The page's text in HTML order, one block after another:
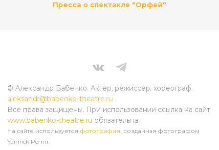
Пресса о спектакле "Орфей"
© Александр Бабенко. Актер, режиссер, хореограф.
aleksandr@babenko-theatre.ru
Все права защищены. При использовании ссылка на сайт
www.babenko-theatre.ru обязательна.
На сайте используется фотография , созданная фотографом
Yannick Perrin.